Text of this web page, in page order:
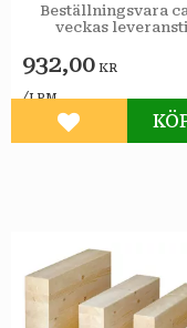
Beställningsvara
veckas
932,00 KR
/LPM
Lägg till i